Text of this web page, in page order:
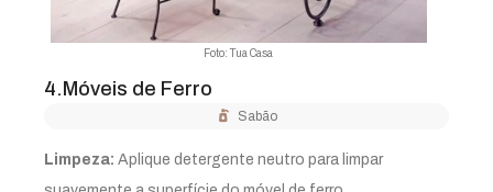
Foto: Tua Casa
4.Móveis de Ferro
Sabão
Limpeza: Aplique detergente neutro para limpar